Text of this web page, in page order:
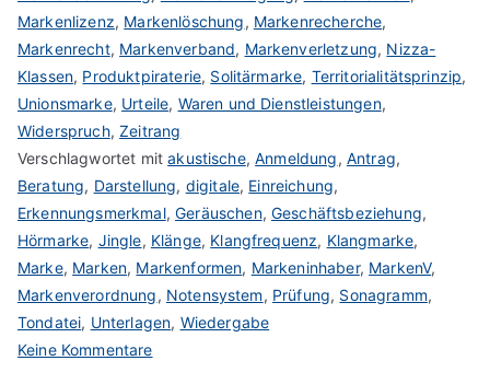
Markenlizenz, Markenlöschung, Markenrecherche,
Markenrecht, Markenverband, Markenverletzung, Nizza-
Klassen, Produktpiraterie, Solitärmarke, Territorialitätsprinzip,
Unionsmarke, Urteile, Waren und Dienstleistungen,
Widerspruch,Zeitrang
Verschlagwortet mitakustische,Anmeldung, Antrag,
Beratung, Darstellung, digitale, Einreichung,
Erkennungsmerkmal,Geräuschen, Geschäftsbeziehung,
Hörmarke, Jingle, Klänge, Klangfrequenz, Klangmarke,
Marke, Marken, Markenformen, Markeninhaber, MarkenV,
Markenverordnung, Notensystem, Prüfung, Sonagramm,
Tondatei, Unterlagen, Wiedergabe
Keine Kommentarezu